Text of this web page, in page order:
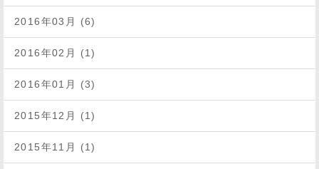
2016年03月 (6)
2016年02月 (1)
2016年01月 (3)
2015年12月 (1)
2015年11月 (1)